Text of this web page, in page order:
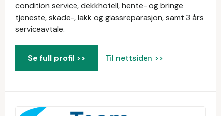
condition service, dekkhotell, hente- og bringe
tjeneste, skade-, lakk og glassreparasjon, samt 3 års
serviceavtale.
Se full profil >> Til nettsiden >>